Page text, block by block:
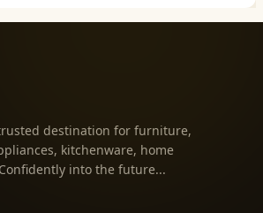
destination for furniture,
kitchenware, home
into the future...